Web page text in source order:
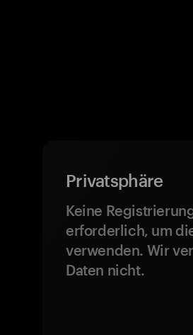
Privatsphäre
Keine
erforderlich, um
verwenden. Wir
Daten nicht.